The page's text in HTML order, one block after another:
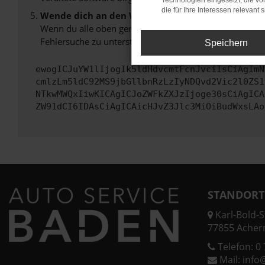
Wende dich an den Webseitenbetreiber.
Wenn du alle oben genannten Schritte versucht hast,
Fehlersuche zu unterstützen:
Karl-Bold-
77855
Telefon: 0
Mail:
die für Ihre Interessen relevant
Speichern